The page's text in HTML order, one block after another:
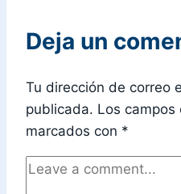
Deja un
Tu dirección de correo
publicada. Los campos
marcados con *